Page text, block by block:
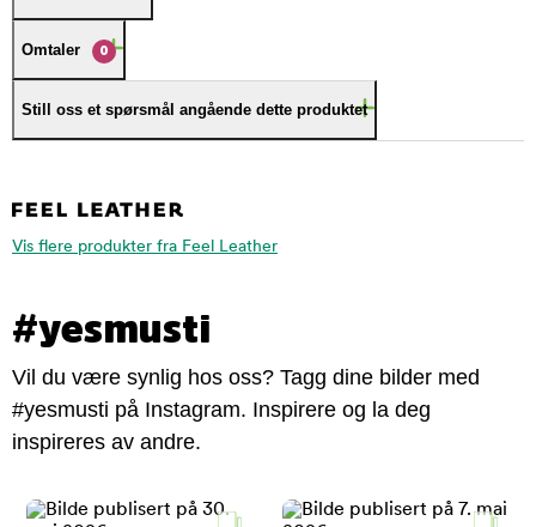
Omtaler 0
Still oss et spørsmål angående dette produktet
Vis flere produkter fra Feel Leather
#yesmusti
Vil du være synlig hos oss? Tagg dine bilder med
#yesmusti på Instagram. Inspirere og la deg
inspireres av andre.